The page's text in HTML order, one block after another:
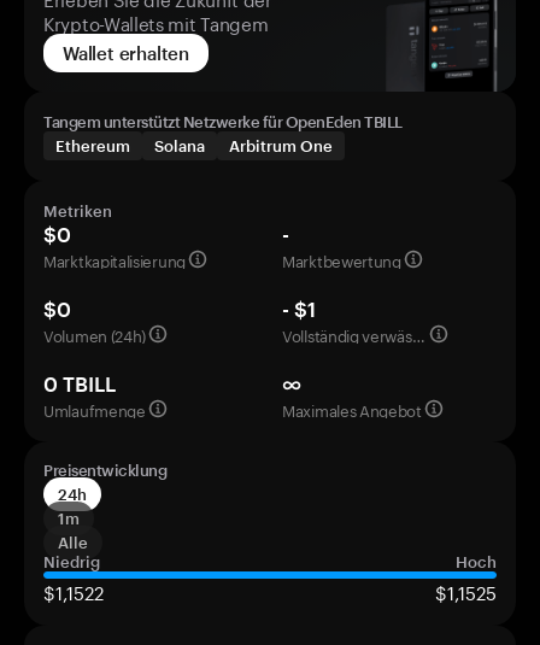
Krypto-Wallets mit Tangem
Wallet erhalten
Tangem unterstützt Netzwerke für OpenEden TBILL
Ethereum
Solana Arbitrum One
Metriken
$0
Marktkapitalisierung
-
Marktbewertung
$0
Volumen (24h)
- $1
Vollständig verwässerte Bewertung
0 TBILL
Umlaufmenge
∞
Maximales Angebot
Preisentwicklung
24h
1m
Alle
Niedrig
Hoch
$1,1522 $1,1525